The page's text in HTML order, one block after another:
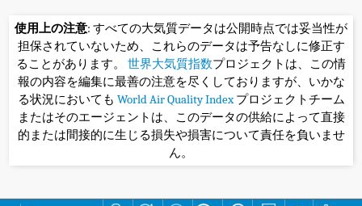
使用上の注意: すべての大気質データは公開時点では妥当性が
担保されていないため、これらのデータは予告なしに修正す
ることがあります。 世界大気質指数プロジェクトは、この情
報の内容を編集に最善の注意を尽くしておりますが、いかな
る状況においても World Air Quality Indexプロジェクトチーム
またはそのエージェントは、このデータの供給によって直接
的または間接的に生じる損失や損害について責任を負いませ
ん。